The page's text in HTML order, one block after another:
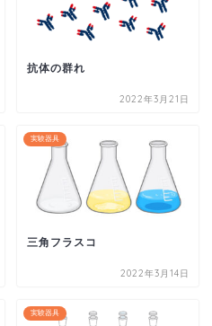
抗体の群れ
2022年3月21日
実験器具
三角フラスコ
2022年3月14日
実験器具